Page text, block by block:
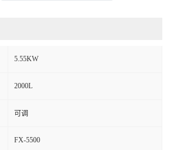
5.55KW
2000L
可调
FX-5500